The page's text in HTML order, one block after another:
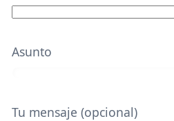
Asunto
Tu mensaje (opcional)